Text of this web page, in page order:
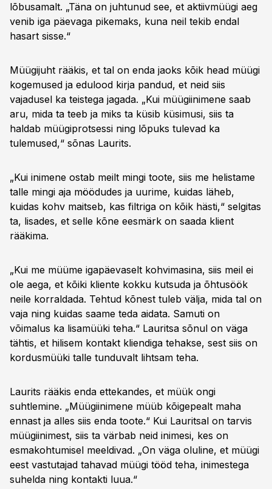
lõbusamalt. „Täna on juhtunud see, et aktiivmüügi aeg
venib iga päevaga pikemaks, kuna neil tekib endal
hasart sisse.“
Müügijuht rääkis, et tal on enda jaoks kõik head müügi
kogemused ja edulood kirja pandud, et neid siis
vajadusel ka teistega jagada. „Kui müügiinimene saab
aru, mida ta teeb ja miks ta küsib küsimusi, siis ta
haldab müügiprotsessi ning lõpuks tulevad ka
tulemused,“ sõnas Laurits.
„Kui inimene ostab meilt mingi toote, siis me helistame
talle mingi aja möödudes ja uurime, kuidas läheb,
kuidas kohv maitseb, kas filtriga on kõik hästi,“ selgitas
ta, lisades, et selle kõne eesmärk on saada klient
rääkima.
„Kui me müüme igapäevaselt kohvimasina, siis meil ei
ole aega, et kõiki kliente kokku kutsuda ja õhtusöök
neile korraldada. Tehtud kõnest tuleb välja, mida tal on
vaja ning kuidas saame teda aidata. Samuti on
võimalus ka lisamüüki teha.“ Lauritsa sõnul on väga
tähtis, et hilisem kontakt kliendiga tehakse, sest siis on
kordusmüüki talle tunduvalt lihtsam teha.
Laurits rääkis enda ettekandes, et müük ongi
suhtlemine. „Müügiinimene müüb kõigepealt maha
ennast ja alles siis enda toote.“ Kui Lauritsal on tarvis
müügiinimest, siis ta värbab neid inimesi, kes on
esmakohtumisel meeldivad. „On väga oluline, et müügi
eest vastutajad tahavad müügi tööd teha, inimestega
suhelda ning kontakti luua.“